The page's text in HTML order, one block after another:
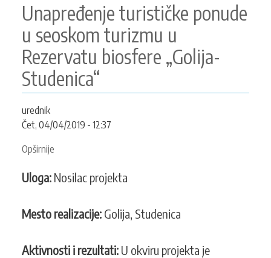
Unapređenje turističke ponude
u seoskom turizmu u
Rezervatu biosfere „Golija-
Studenica“
urednik
Čet, 04/04/2019 - 12:37
Opširnije
turističke
seoskom
u
Uloga: Nosilac projekta
Mesto realizacije: Golija, Studenica
Aktivnosti i rezultati: U okviru projekta je